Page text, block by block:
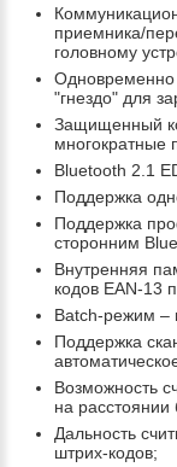
приемника/
головному
Одновременно
"гнездо" для
Защищенный
многократные
Bluetooth 2.1
Поддержка
Поддержка
сторонним
Внутренняя
кодов EAN-13
Batch-режим –
Поддержка
Возможность
на
Дальность
штрих-кодов;